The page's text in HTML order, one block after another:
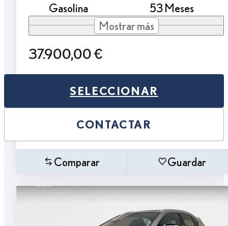
Gasolina
53 Meses
Mostrar más
37.900,00 €
SELECCIONAR
CONTACTAR
Comparar Guardar